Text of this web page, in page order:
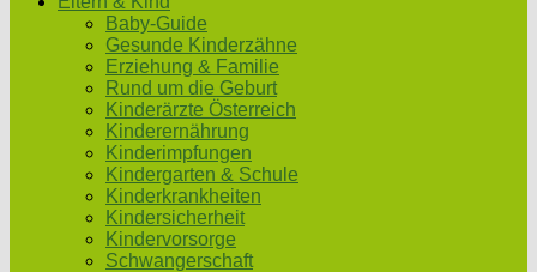
Baby-Guide
Gesunde Kinderzähne
Erziehung & Familie
Rund um die Geburt
Kinderärzte Österreich
Kinderernährung
Kinderimpfungen
Kindergarten & Schule
Kinderkrankheiten
Kindersicherheit
Kindervorsorge
Schwangerschaft